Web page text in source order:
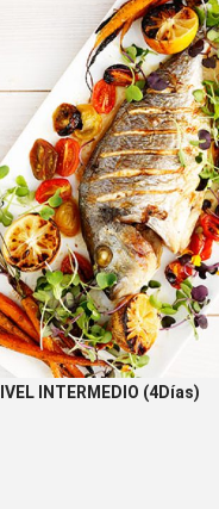
INTERMEDIO (4Días)